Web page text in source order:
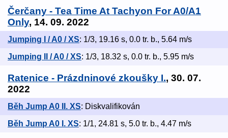
Čerčany - Tea Time At Tachyon For A0/A1
Only, 14. 09. 2022
Jumping I / A0 / XS: 1/3, 19.16 s, 0.0 tr. b., 5.64 m/s
Jumping II / A0 / XS: 1/3, 18.32 s, 0.0 tr. b., 5.95 m/s
Ratenice - Prázdninové zkoušky I., 30. 07.
2022
Běh Jump A0 II. XS: Diskvalifikován
Běh Jump A0 I. XS: 1/1, 24.81 s, 5.0 tr. b., 4.47 m/s